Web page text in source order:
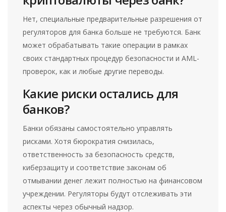
Нет, специальные предварительные разрешения от
регуляторов для банка больше не требуются. Банк
может обрабатывать такие операции в рамках
своих стандартных процедур безопасности и AML-
проверок, как и любые другие переводы.
Какие риски остались для
банков?
Банки обязаны самостоятельно управлять
рисками. Хотя бюрократия снизилась,
ответственность за безопасность средств,
киберзащиту и соответствие законам об
отмывании денег лежит полностью на финансовом
учреждении. Регуляторы будут отслеживать эти
аспекты через обычный надзор.